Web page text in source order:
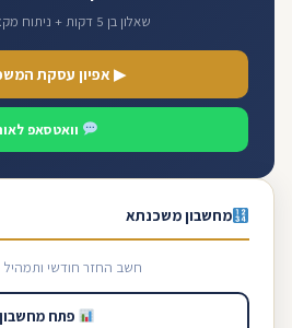
שאלון בן 5 דקות + ניתוח מקצועי בחינם
▶ אפיון עסקת
וואטסאפ
מחשבון משכנתא
חשב החזר חודשי ותמהיל
פתח מחשבון